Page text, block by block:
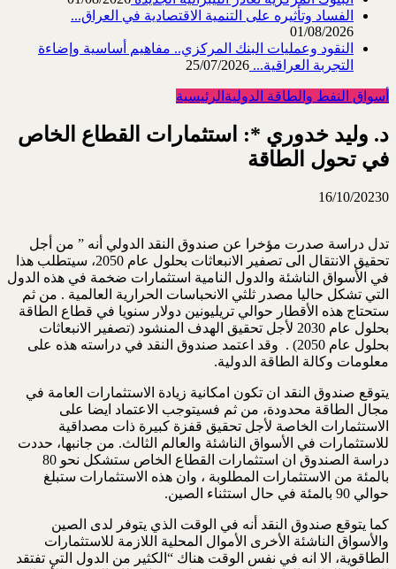
الفساد وتأثيره على التنمية الاقتصادية في العراق...
01/08/2026
النقود وعمليات البنك المركزي.. مفاهيم أساسية وإضاءة
التجربة العراقية... 25/07/2026
أسواق النفط والطاقة الدولية الرئيسية
د. وليد خدوري *: استثمارات القطاع الخاص
في تحول الطاقة
16/10/20230
تدل دراسة صدرت مؤخرا عن صندوق النقد الدولي أنه ” من أجل
تحقيق الانتقال الى تصفير الانبعاثات بحلول عام 2050، سيتطلب هذا
في الأسواق الناشئة والدول النامية استثمارات ضخمة في هذه الدول
التي تشكل حاليا مصدر ثلثي الانحباسات الحرارية العالمية . من ثم
ستحتاج هذه الأقطار حوالي تريليونين دولار سنويا في قطاع الطاقة
بحلول عام 2030 لأجل تحقيق الهدف المنشود (تصفير الانبعاثات
بحلول عام 2050) . وقد اعتمد صندوق النقد في دراسته هذه على
معلومات وكالة الطاقة الدولية.
يتوقع صندوق النقد ان تكون امكانية زيادة الاستثمارات العامة في
مجال الطاقة محدودة، من ثم فسيتوجب الاعتماد ايضا على
الاستثمارات الخاصة لأجل تحقيق قفزة كبيرة ذات مصداقية
للاستثمارات في الأسواق الناشئة والعالم الثالث. من جانبها، حددت
دراسة الصندوق ان استثمارات القطاع الخاص ستشكل نحو 80
بالمئة من الاستثمارات المطلوبة ، وان هذه الاستثمارات ستبلغ
حوالي 90 بالمئة في حال استثناء الصين.
كما يتوقع صندوق النقد أنه في الوقت الذي يتوفر لدى الصين
والأسواق الناشئة الأخرى الأموال المحلية اللازمة للاستثمارات
الطاقوية، الا انه في نفس الوقت هناك “الكثير من الدول التي تفتقد